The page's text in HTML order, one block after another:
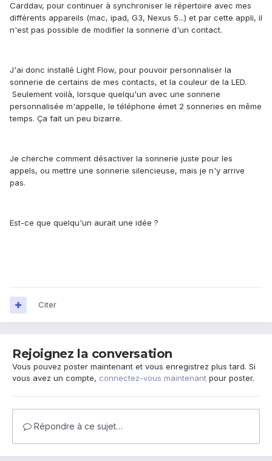
Carddav, pour continuer à synchroniser le répertoire avec mes
différents appareils (mac, ipad, G3, Nexus 5...) et par cette appli, il
n'est pas possible de modifier la sonnerie d'un contact.
J'ai donc installé Light Flow, pour pouvoir personnaliser la
sonnerie de certains de mes contacts, et la couleur de la LED.
Seulement voilà, lorsque quelqu'un avec une sonnerie
personnalisée m'appelle, le téléphone émet 2 sonneries en même
temps. Ça fait un peu bizarre.
Je cherche comment désactiver la sonnerie juste pour les
appels, ou mettre une sonnerie silencieuse, mais je n'y arrive
pas.
Est-ce que quelqu'un aurait une idée ?
Citer
Rejoignez la conversation
Vous pouvez poster maintenant et vous enregistrez plus tard. Si
vous avez un compte, connectez-vous maintenant pour poster.
Répondre à ce sujet…